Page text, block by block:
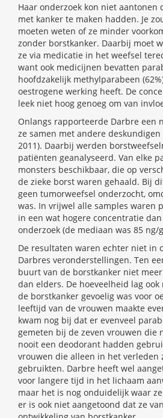
Haar onderzoek kon niet aantonen
met kanker te maken hadden. Je
moeten weten of ze minder
zonder borstkanker. Daarbij moet
ze via medicatie in het weefsel
want ook medicijnen bevatten
hoofdzakelijk methylparabeen
oestrogene werking heeft. De
leek niet hoog genoeg om van
Onlangs rapporteerde Darbre een
ze samen met andere
2011). Daarbij werden
patiënten geanalyseerd. Van elke
monsters beschikbaar, die op
de zieke borst waren gehaald. Bij
geen tumorweefsel onderzocht,
was. In vrijwel alle samples waren
in een wat hogere concentratie
onderzoek (de mediaan was 85 ng/
De resultaten waren echter niet in
Darbres veronderstellingen. Ten
buurt van de borstkanker niet
dan elders. De hoeveelheid lag
de borstkanker gevoelig was voor
leeftijd van de vrouwen maakte
kwam nog bij dat er evenveel
gemeten bij de zeven vrouwen die
nooit een deodorant hadden
vrouwen die alleen in het verleden
gebruikten. Darbre heeft wel
voor langere tijd in het lichaam
maar het is nog onduidelijk waar
er is ook niet aangetoond dat ze